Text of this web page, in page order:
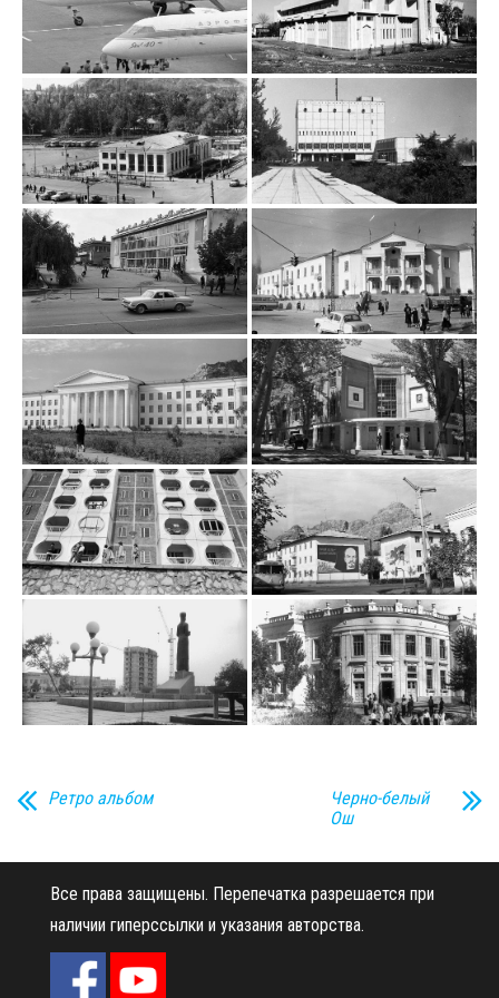
Ретро альбом
Черно-белый
Ош
Все права защищены. Перепечатка разрешается при
наличии гиперссылки и указания авторства.